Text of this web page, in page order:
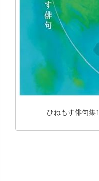
ひねもす俳句集1